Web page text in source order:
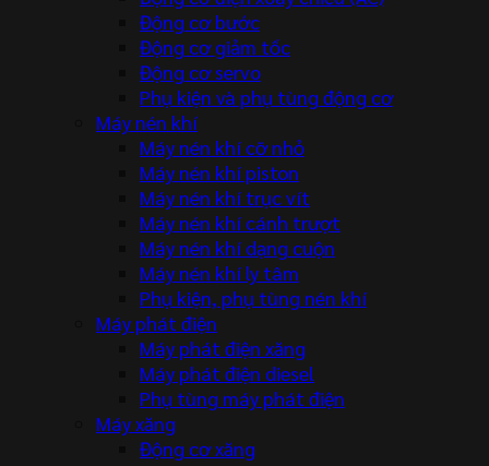
Động cơ bước
Động cơ giảm tốc
Động cơ servo
Phụ kiện và phụ tùng động cơ
Máy nén khí
Máy nén khí cỡ nhỏ
Máy nén khí piston
Máy nén khí trục vít
Máy nén khí cánh trượt
Máy nén khí dạng cuộn
Máy nén khí ly tâm
Phụ kiện, phụ tùng nén khí
Máy phát điện
Máy phát điện xăng
Máy phát điện diesel
Phụ tùng máy phát điện
Máy xăng
Động cơ xăng